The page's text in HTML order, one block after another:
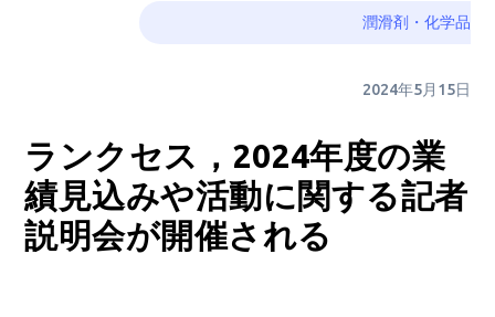
潤滑剤・化学品
2024年5月15日
ランクセス，2024年度の業
績見込みや活動に関する記者
説明会が開催される